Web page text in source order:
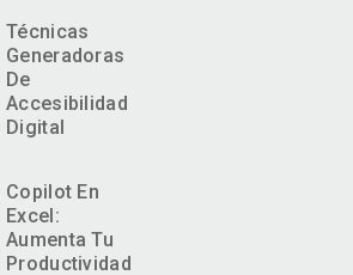
Técnicas
Generadoras
De
Accesibilidad
Digital
Copilot En
Excel:
Aumenta Tu
Productividad